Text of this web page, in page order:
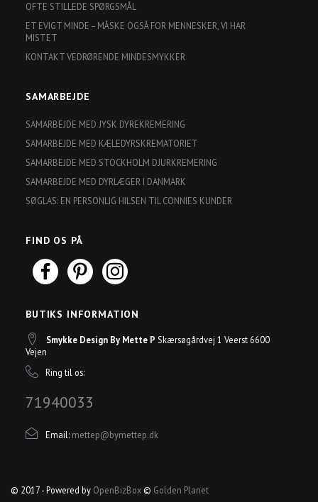
OFTE STILLEDE SPØRGSMÅL
ET EVIGT MINDE – MÅSKE OGSÅ FOR MENNESKER, VI HAR
MISTET
KONTAKT VEDRØRENDE MINDESMYKKER
SAMARBEJDE
SAMARBEJDE MED JYSK DYREKREMERING
SAMARBEJDE MED KÆLEDYRSKREMATORIET
SAMARBEJDE MED STOCKHOLM DJURKREMERING
SAMARBEJDE MED DYRLÆGER I DANMARK
SØGLAS: EN PERSONLIG HILSEN TIL CONNIES KUNDER
FIND OS PÅ
BUTIKS INFORMATION
Smykke Design By Mette P Skærsøgårdvej 1 Veerst 6600
Vejen
Ring til os:
71940033
Email: mettep@bymettep.dk
© 2017 - Powered by OpenBizBox © Golden Planet